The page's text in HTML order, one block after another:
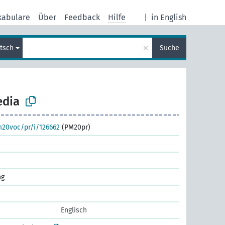
in English
Über Feedback Hilfe
× Suche
pr/i/126662 (PM20pr)
Englisch